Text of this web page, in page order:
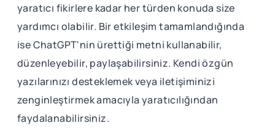
yaratıcı fikirlere kadar her türden konuda size
yardımcı olabilir. Bir etkileşim tamamlandığında
ise ChatGPT'nin ürettiği metni kullanabilir,
düzenleyebilir, paylaşabilirsiniz. Kendi özgün
yazılarınızı desteklemek veya iletişiminizi
zenginleştirmek amacıyla yaratıcılığından
faydalanabilirsiniz.